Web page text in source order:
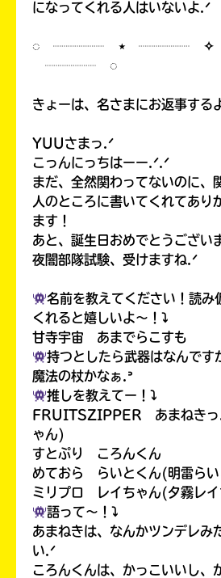
になってくれる人はいないよ.ᐟ
◌ ┈┈┈┈ ⋆ ┈┈┈┈ ✧
┈┈┈┈ ◌
きょーは、名さまにお返事する
YUUさまっ.ᐟ
こっんにっちはーー.ᐟ.ᐟ
まだ、全然関わってないのに、
人のところに書いてくれてあり
ます！
あと、誕生日おめでとうござい
夜闇部隊試験、受けますね.ᐟ
名前を教えてください！読み
くれると嬉しいよ〜！⤵︎
甘寺宇宙 あまでらこすも
持つとしたら武器はなんです
魔法の杖かなぁ.ᐣ
推しを教えてー！⤵︎
FRUITSZIPPER あまねきっ
ゃん)
すとぷり ころんくん
めておら らいとくん(明雷らい
ミリプロ レイちゃん(夕霧レイ
語って〜！⤵︎
あまねきは、なんかツンデレみ
い.ᐟ
ころんくんは、かっこいいし、